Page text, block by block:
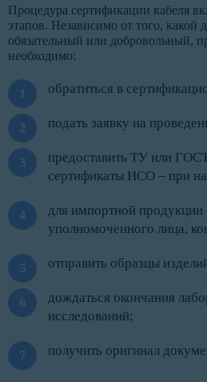
Процедура сертификации кабеля
этапов. Независимо от того, какой
обязательный или добровольный,
необходимо:
обратиться в
подать заявку на
предоставить ТУ или
сертификаты ИСО – при
для импортной продукции
уполномоченного лица,
отправить образцы
дождаться окончания
исследований;
получить оригинал